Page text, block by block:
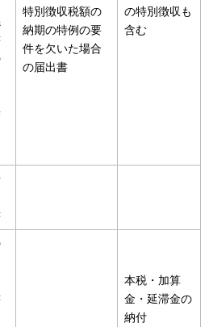
特別徴収税額の
納期の特例の要
件を欠いた場合
の届出書
の特別徴収も
含む
本税・加算
金・延滞金の
納付